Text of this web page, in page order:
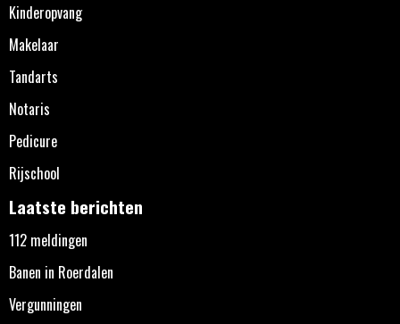
Kinderopvang
Makelaar
Tandarts
Notaris
Pedicure
Rijschool
Laatste berichten
112 meldingen
Banen in Roerdalen
Vergunningen